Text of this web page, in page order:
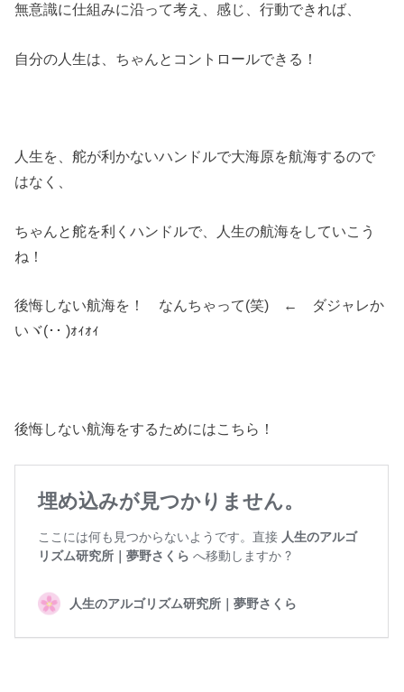
無意識に仕組みに沿って考え、感じ、行動できれば、
自分の人生は、ちゃんとコントロールできる！
人生を、舵が利かないハンドルで大海原を航海するので
はなく、
ちゃんと舵を利くハンドルで、人生の航海をしていこう
ね！
後悔しない航海を！ なんちゃって(笑) ← ダジャレか
いヾ(･･ )ｫｨｫｨ
後悔しない航海をするためにはこちら！